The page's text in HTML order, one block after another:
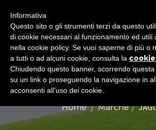
JAGUAR
Home Marche
Informativa
Questo sito o gli strumenti terzi da questo
di cookie necessari al funzionamento ed utili
nella cookie policy. Se vuoi saperne di più o
a tutti o ad alcuni cookie, consulta la
Chiudendo questo banner, scorrendo
su un link o proseguendo la navigazione in
acconsenti all’uso dei cookie.